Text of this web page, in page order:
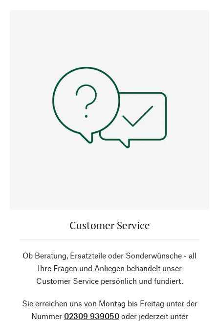
Customer Service
Ob Beratung, Ersatzteile oder Sonderwünsche - all
Ihre Fragen und Anliegen behandelt unser
Customer Service persönlich und fundiert.
Sie erreichen uns von Montag bis Freitag unter der
Nummer 02309 939050oder jederzeit unter